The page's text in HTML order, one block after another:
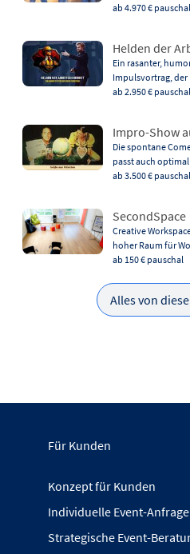
ab 4.970 € pauschal
Helden der
Ein rasanter,
Impulsvortrag,
ab 2.950 € pauschal
Impro-Show
Die spontane
passt auch
ab 3.500 € pauschal
SecondSpace
Creative
hoher Raum für
ab 150 € pauschal
Alles von
Für Kunden
Konzept für Kunden
Individuelle Event-Anfrage
Strategische Event-